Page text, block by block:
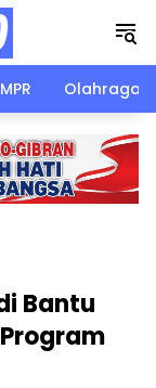
MPR Olahraga
Bantu